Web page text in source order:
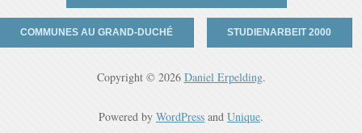
COMMUNES AU GRAND-DUCHÉ STUDIENARBEIT 2000
Copyright © 2026 Daniel Erpelding.
Powered by WordPress and Unique.